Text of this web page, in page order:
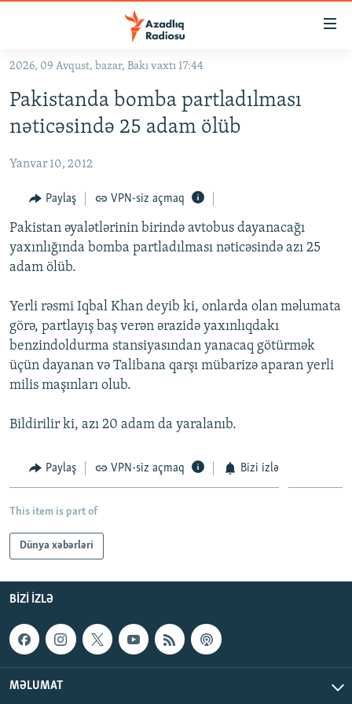
Əsas
qayıt
Əsas
qayıt
#ƏSLINDƏ
FƏRQƏ BAX
QANUNI DOĞRU
ARAŞDIRMA
VIDEO
FOTOQALEREYA
İNFOQRAFIKA
KARIKATURA
RADIO ARXIV
OXU ZALI
AZƏRBAYCAN ƏDƏBIYYATI KITABXANASI
İSLAM VƏ DEMOKRATIYA
İZ - MƏDƏNIYYƏT PROQRAMI
HAQQIMIZDA
MISSIYAMIZ
PEŞƏ ETIKASI VƏ JURNALISTIKA STANDARTLARIMIZ
MATERIALLARIMIZDAN ISTIFADƏ
XƏBƏR BÜLLETENLƏRIMIZ
BIZI IZLƏ
2026, 09 Avqust, bazar, Bakı vaxtı 17:44
Pakistanda bomba partladılması
nəticəsində 25 adam ölüb
Yanvar 10, 2012
Paylaş VPN-siz açmaq
Pakistan əyalətlərinin birində avtobus dayanacağı
yaxınlığında bomba partladılması nəticəsində azı 25
adam ölüb.
Yerli rəsmi Iqbal Khan deyib ki, onlarda olan məlumata
görə, partlayış baş verən ərazidə yaxınlıqdakı
benzindoldurma stansiyasından yanacaq götürmək
üçün dayanan və Talibana qarşı mübarizə aparan yerli
milis maşınları olub.
Bildirilir ki, azı 20 adam da yaralanıb.
Paylaş VPN-siz açmaq Bizi izlə
This item is part of
Dünya xəbərləri
BIZI IZLƏ
MƏLUMAT